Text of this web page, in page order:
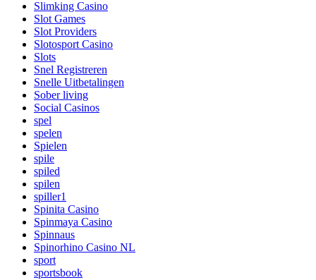
Slimking Casino
Slot Games
Slot Providers
Slotosport Casino
Slots
Snel Registreren
Snelle Uitbetalingen
Sober living
Social Casinos
spel
spelen
Spielen
spile
spiled
spilen
spiller1
Spinita Casino
Spinmaya Casino
Spinnaus
Spinorhino Casino NL
sport
sportsbook